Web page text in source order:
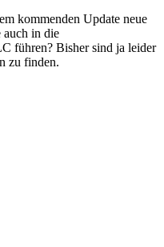
kommenden Update neue
auch in die
führen? Bisher sind ja leider
zu finden.